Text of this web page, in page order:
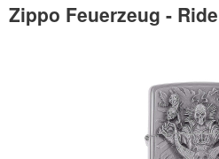
Zippo Feuerzeug -